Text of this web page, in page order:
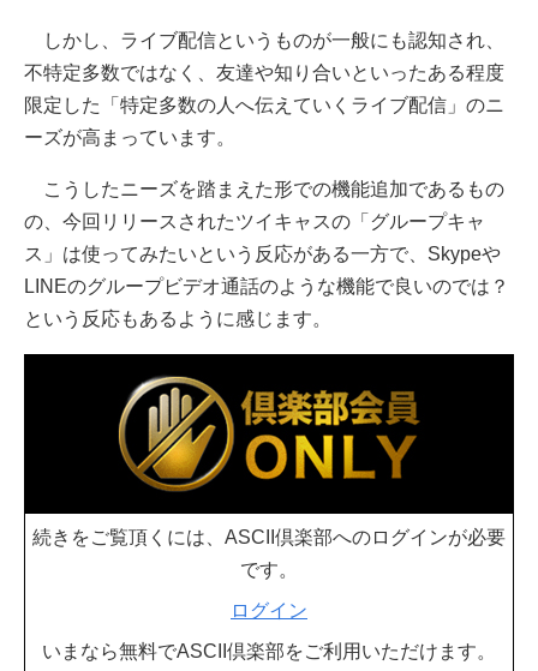
しかし、ライブ配信というものが一般にも認知され、
不特定多数ではなく、友達や知り合いといったある程度
限定した「特定多数の人へ伝えていくライブ配信」のニ
ーズが高まっています。
こうしたニーズを踏まえた形での機能追加であるもの
の、今回リリースされたツイキャスの「グループキャ
ス」は使ってみたいという反応がある一方で、Skypeや
LINEのグループビデオ通話のような機能で良いのでは？
という反応もあるように感じます。
続きをご覧頂くには、ASCII倶楽部へのログインが必要
です。
ログイン
いまなら無料でASCII倶楽部をご利用いただけます。